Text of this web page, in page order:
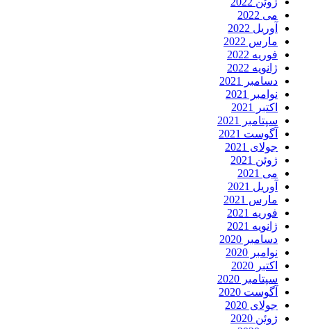
می 2022
آوریل 2022
مارس 2022
فوریه 2022
ژانویه 2022
دسامبر 2021
نوامبر 2021
اکتبر 2021
سپتامبر 2021
آگوست 2021
جولای 2021
ژوئن 2021
می 2021
آوریل 2021
مارس 2021
فوریه 2021
ژانویه 2021
دسامبر 2020
نوامبر 2020
اکتبر 2020
سپتامبر 2020
آگوست 2020
جولای 2020
ژوئن 2020